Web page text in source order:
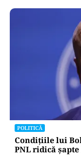
POLITICĂ
Condițiile lui
PNL ridică